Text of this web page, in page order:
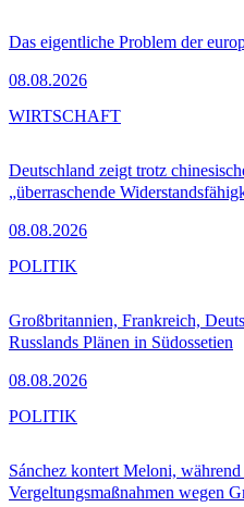
Das eigentliche Problem der
08.08.2026
Deutschland zeigt trotz
„überraschende
08.08.2026
WIRTSCHAFT
Großbritannien, Frankreich,
Russlands Plänen in Südossetien
08.08.2026
POLITIK
Sánchez kontert Meloni,
Vergeltungsmaßnahmen wegen
POLITIK